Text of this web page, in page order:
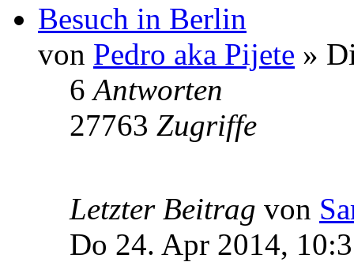
Besuch in Berlin
von Pedro aka Pijete »
6Antworten
27763 Zugriffe
Letzter Beitrag von
Do 24. Apr 2014,